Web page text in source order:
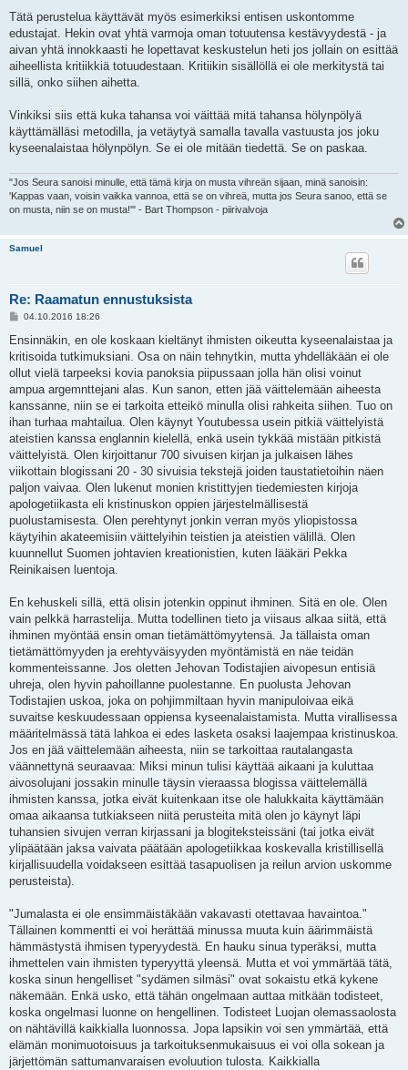
Tätä perustelua käyttävät myös esimerkiksi entisen uskontomme
edustajat. Hekin ovat yhtä varmoja oman totuutensa kestävyydestä - ja
aivan yhtä innokkaasti he lopettavat keskustelun heti jos jollain on esittää
aiheellista kritiikkiä totuudestaan. Kritiikin sisällöllä ei ole merkitystä tai
sillä, onko siihen aihetta.
Vinkiksi siis että kuka tahansa voi väittää mitä tahansa hölynpölyä
käyttämälläsi metodilla, ja vetäytyä samalla tavalla vastuusta jos joku
kyseenalaistaa hölynpölyn. Se ei ole mitään tiedettä. Se on paskaa.
"Jos Seura sanoisi minulle, että tämä kirja on musta vihreän sijaan, minä sanoisin:
'Kappas vaan, voisin vaikka vannoa, että se on vihreä, mutta jos Seura sanoo, että se
on musta, niin se on musta!'" - Bart Thompson - piirivalvoja
Samuel
Re: Raamatun ennustuksista
V
e
t
i
04.10.2016 18:26
Ensinnäkin, en ole koskaan kieltänyt ihmisten oikeutta kyseenalaistaa ja
kritisoida tutkimuksiani. Osa on näin tehnytkin, mutta yhdelläkään ei ole
ollut vielä tarpeeksi kovia panoksia piipussaan jolla hän olisi voinut
ampua argemnttejani alas. Kun sanon, etten jää väittelemään aiheesta
kanssanne, niin se ei tarkoita etteikö minulla olisi rahkeita siihen. Tuo on
ihan turhaa mahtailua. Olen käynyt Youtubessa usein pitkiä väittelyistä
ateistien kanssa englannin kielellä, enkä usein tykkää mistään pitkistä
väittelyistä. Olen kirjoittanur 700 sivuisen kirjan ja julkaisen lähes
viikottain blogissani 20 - 30 sivuisia tekstejä joiden taustatietoihin näen
paljon vaivaa. Olen lukenut monien kristittyjen tiedemiesten kirjoja
apologetiikasta eli kristinuskon oppien järjestelmällisestä
puolustamisesta. Olen perehtynyt jonkin verran myös yliopistossa
käytyihin akateemisiin väittelyihin teistien ja ateistien välillä. Olen
kuunnellut Suomen johtavien kreationistien, kuten lääkäri Pekka
Reinikaisen luentoja.
En kehuskeli sillä, että olisin jotenkin oppinut ihminen. Sitä en ole. Olen
vain pelkkä harrastelija. Mutta todellinen tieto ja viisaus alkaa siitä, että
ihminen myöntää ensin oman tietämättömyytensä. Ja tällaista oman
tietämättömyyden ja erehtyväisyyden myöntämistä en näe teidän
kommenteissanne. Jos oletten Jehovan Todistajien aivopesun entisiä
uhreja, olen hyvin pahoillanne puolestanne. En puolusta Jehovan
Todistajien uskoa, joka on pohjimmiltaan hyvin manipuloivaa eikä
suvaitse keskuudessaan oppiensa kyseenalaistamista. Mutta virallisessa
määritelmässä tätä lahkoa ei edes lasketa osaksi laajempaa kristinuskoa.
Jos en jää väittelemään aiheesta, niin se tarkoittaa rautalangasta
väännettynä seuraavaa: Miksi minun tulisi käyttää aikaani ja kuluttaa
aivosolujani jossakin minulle täysin vieraassa blogissa väittelemällä
ihmisten kanssa, jotka eivät kuitenkaan itse ole halukkaita käyttämään
omaa aikaansa tutkiakseen niitä perusteita mitä olen jo käynyt läpi
tuhansien sivujen verran kirjassani ja blogiteksteissäni (tai jotka eivät
ylipäätään jaksa vaivata päätään apologetiikkaa koskevalla kristillisellä
kirjallisuudella voidakseen esittää tasapuolisen ja reilun arvion uskomme
perusteista).
"Jumalasta ei ole ensimmäistäkään vakavasti otettavaa havaintoa."
Tällainen kommentti ei voi herättää minussa muuta kuin äärimmäistä
hämmästystä ihmisen typeryydestä. En hauku sinua typeräksi, mutta
ihmettelen vain ihmisten typeryyttä yleensä. Mutta et voi ymmärtää tätä,
koska sinun hengelliset "sydämen silmäsi" ovat sokaistu etkä kykene
näkemään. Enkä usko, että tähän ongelmaan auttaa mitkään todisteet,
koska ongelmasi luonne on hengellinen. Todisteet Luojan olemassaolosta
on nähtävillä kaikkialla luonnossa. Jopa lapsikin voi sen ymmärtää, että
elämän monimuotoisuus ja tarkoituksenmukaisuus ei voi olla sokean ja
järjettömän sattumanvaraisen evoluution tulosta. Kaikkialla